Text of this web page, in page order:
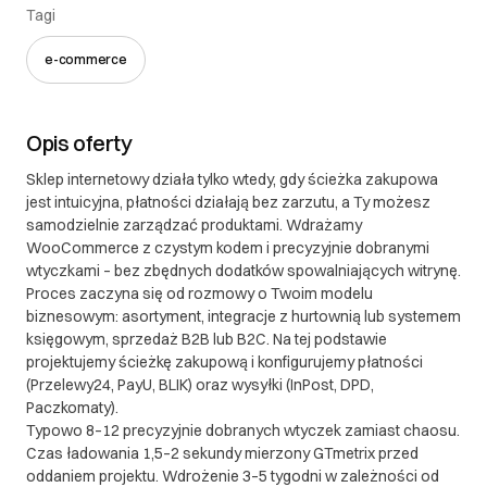
III. Gwarancja oraz reklamacje
oprogramowanie na okres 12 miesięcy od daty
przekazania produktu klientowi. 1.2. Gwarancja
obejmuje błędy w funkcjonowaniu oprogramowania,
które są niezgodne z uzgodnioną specyfikacją
projektu. 1.3. Gwarancja nie obejmuje: a) Błędów
wynikających z niewłaściwego użytkowania
oprogramowania b) Modyfikacji wprowadzonych
przez klienta lub osoby trzecie c) Problemów
spowodowanych zmianami w środowisku, w którym
oprogramowanie jest używane (np. aktualizacje
systemu operacyjnego, zmiany w infrastrukturze) 1.4.
W ramach gwarancji, Soft Synergy zobowiązuje się
do bezpłatnego usunięcia zgłoszonych i
Tagi
e-commerce
Opis oferty
Sklep internetowy działa tylko wtedy, gdy ścieżka zakupowa
jest intuicyjna, płatności działają bez zarzutu, a Ty możesz
samodzielnie zarządzać produktami. Wdrażamy
WooCommerce z czystym kodem i precyzyjnie dobranymi
wtyczkami – bez zbędnych dodatków spowalniających witrynę.
Proces zaczyna się od rozmowy o Twoim modelu
biznesowym: asortyment, integracje z hurtownią lub systemem
księgowym, sprzedaż B2B lub B2C. Na tej podstawie
projektujemy ścieżkę zakupową i konfigurujemy płatności
(Przelewy24, PayU, BLIK) oraz wysyłki (InPost, DPD,
Paczkomaty).
Typowo 8–12 precyzyjnie dobranych wtyczek zamiast chaosu.
Czas ładowania 1,5–2 sekundy mierzony GTmetrix przed
oddaniem projektu. Wdrożenie 3–5 tygodni w zależności od